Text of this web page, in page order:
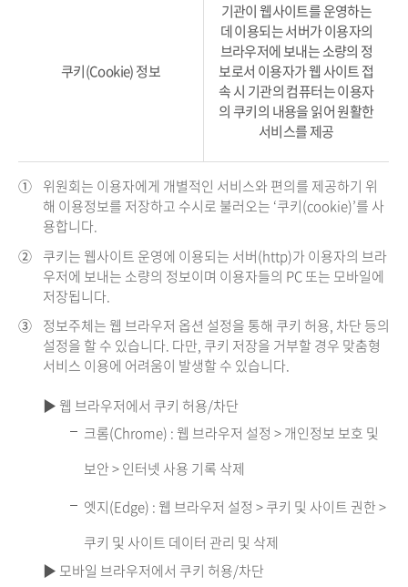
쿠키(Cookie) 정보
기관이 웹사이트를 운영하는
데 이용되는 서버가 이용자의
브라우저에 보내는 소량의 정
보로서 이용자가 웹 사이트 접
속 시 기관의 컴퓨터는 이용자
의 쿠키의 내용을 읽어 원활한
서비스를 제공
① 위원회는 이용자에게 개별적인 서비스와 편의를 제공하기 위
해 이용정보를 저장하고 수시로 불러오는 ‘쿠키(cookie)’를 사
용합니다.
② 쿠키는 웹사이트 운영에 이용되는 서버(http)가 이용자의 브라
우저에 보내는 소량의 정보이며 이용자들의 PC 또는 모바일에
저장됩니다.
③ 정보주체는 웹 브라우저 옵션 설정을 통해 쿠키 허용, 차단 등의
설정을 할 수 있습니다. 다만, 쿠키 저장을 거부할 경우 맞춤형
서비스 이용에 어려움이 발생할 수 있습니다.
▶ 웹 브라우저에서 쿠키 허용/차단
크롬(Chrome) : 웹 브라우저 설정 > 개인정보 보호 및
보안 > 인터넷 사용 기록 삭제
엣지(Edge) : 웹 브라우저 설정 > 쿠키 및 사이트 권한 >
쿠키 및 사이트 데이터 관리 및 삭제
▶ 모바일 브라우저에서 쿠키 허용/차단